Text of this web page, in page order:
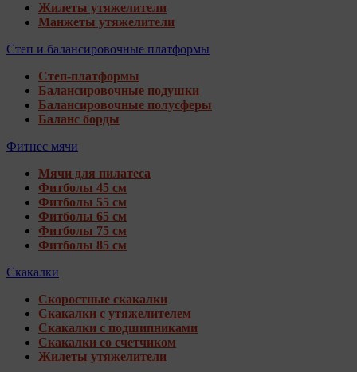
Жилеты утяжелители
Манжеты утяжелители
Степ и балансировочные платформы
Степ-платформы
Балансировочные подушки
Балансировочные полусферы
Баланс борды
Фитнес мячи
Мячи для пилатеса
Фитболы 45 см
Фитболы 55 см
Фитболы 65 см
Фитболы 75 см
Фитболы 85 см
Скакалки
Скоростные скакалки
Скакалки с утяжелителем
Скакалки с подшипниками
Скакалки со счетчиком
Жилеты утяжелители